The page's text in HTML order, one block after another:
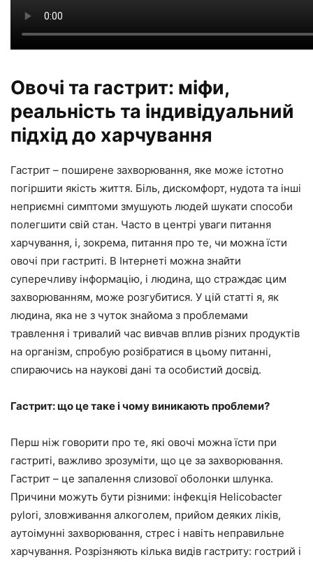
Овочі та гастрит: міфи,
реальність та індивідуальний
підхід до харчування
Гастрит – поширене захворювання, яке може істотно
погіршити якість життя. Біль, дискомфорт, нудота та інші
неприємні симптоми змушують людей шукати способи
полегшити свій стан. Часто в центрі уваги питання
харчування, і, зокрема, питання про те, чи можна їсти
овочі при гастриті. В Інтернеті можна знайти
суперечливу інформацію, і людина, що страждає цим
захворюванням, може розгубитися. У цій статті я, як
людина, яка не з чуток знайома з проблемами
травлення і тривалий час вивчав вплив різних продуктів
на організм, спробую розібратися в цьому питанні,
спираючись на наукові дані та особистий досвід.
Гастрит: що це таке і чому виникають проблеми?
Перш ніж говорити про те, які овочі можна їсти при
гастриті, важливо зрозуміти, що це за захворювання.
Гастрит – це запалення слизової оболонки шлунка.
Причини можуть бути різними: інфекція Helicobacter
pylori, зловживання алкоголем, прийом деяких ліків,
аутоімунні захворювання, стрес і навіть неправильне
харчування. Розрізняють кілька видів гастриту: гострий і